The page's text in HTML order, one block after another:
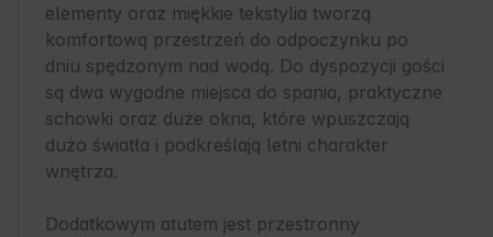
elementy oraz miękkie tekstylia tworzą
komfortową przestrzeń do odpoczynku po
dniu spędzonym nad wodą. Do dyspozycji gości
są dwa wygodne miejsca do spania, praktyczne
schowki oraz duże okna, które wpuszczają
dużo światła i podkreślają letni charakter
wnętrza.
Dodatkowym atutem jest przestronny